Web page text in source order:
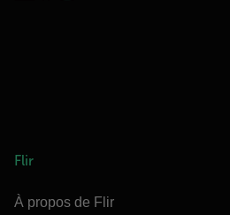
Flir
À propos de Flir